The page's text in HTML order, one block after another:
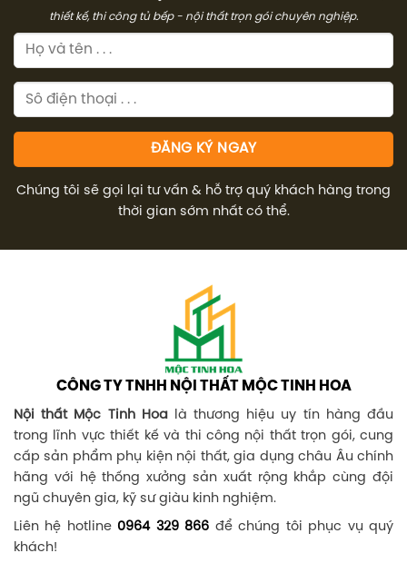
thiết kế, thi công tủ bếp - nội thất trọn gói chuyên nghiệp.
Chúng tôi sẽ gọi lại tư vấn & hỗ trợ quý khách hàng trong
thời gian sớm nhất có thể.
CÔNG TY TNHH NỘI THẤT MỘC TINH HOA
Nội thất Mộc Tinh Hoalà thương hiệu uy tín hàng đầu
trong lĩnh vực thiết kế và thi công nội thất trọn gói, cung
cấp sản phẩm phụ kiện nội thất, gia dụng châu Âu chính
hãng với hệ thống xưởng sản xuất rộng khắp cùng đội
ngũ chuyên gia, kỹ sư giàu kinh nghiệm.
Liên hệ hotline 0964 329 866 để chúng tôi phục vụ quý
khách!